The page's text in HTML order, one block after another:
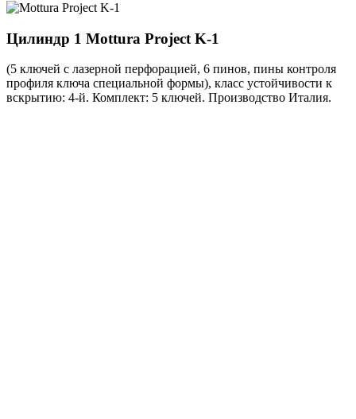
Цилиндр 1 Mottura Project K-1
(5 ключей с лазерной перфорацией, 6 пинов, пины контроля
профиля ключа специальной формы), класс устойчивости к
вскрытию: 4-й. Комплект: 5 ключей. Производство Италия.